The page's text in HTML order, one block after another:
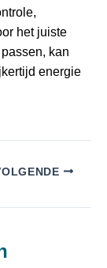
het juiste
kan
energie